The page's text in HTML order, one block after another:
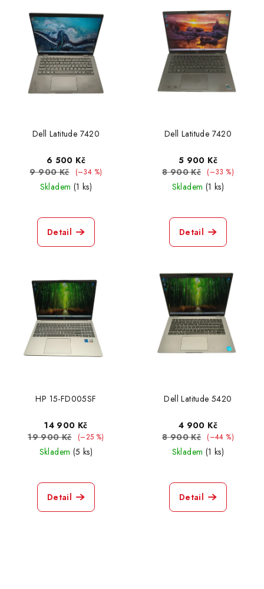
Dell Latitude 7420
6 500 Kč
9 900 Kč
(–34 %)
Skladem (1 ks)
Detail
Dell Latitude 7420
5 900 Kč
8 900 Kč
(–33 %)
Skladem (1 ks)
Detail
HP 15-FD005SF
14 900 Kč
19 900 Kč
(–25 %)
Skladem (5 ks)
Detail
Dell Latitude 5420
4 900 Kč
8 900 Kč
(–44 %)
Skladem (1 ks)
Detail